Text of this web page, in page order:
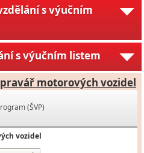
s výučním
s výučním listem
motorových vozidel
(ŠVP)
vozidel